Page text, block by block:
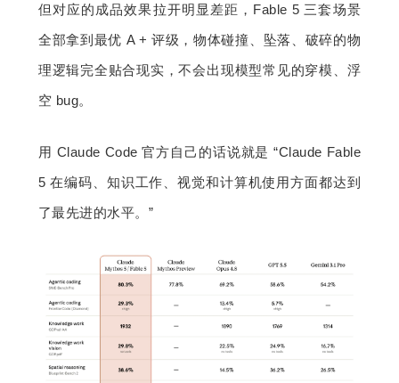
但对应的成品效果拉开明显差距，Fable 5 三套场景
全部拿到最优 A + 评级，物体碰撞、坠落、破碎的物
理逻辑完全贴合现实，不会出现模型常见的穿模、浮
空 bug。
用 Claude Code 官方自己的话说就是 “Claude Fable
5 在编码、知识工作、视觉和计算机使用方面都达到
了最先进的水平。”